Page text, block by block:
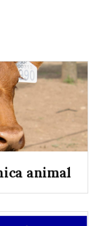
animal